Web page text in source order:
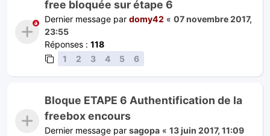
free bloquée sur étape 6
Dernier message par domy42 « 07 novembre 2017,
23:55
Réponses : 118
1
2 3 4 5 6
Bloque ETAPE 6 Authentification de la
freebox encours
Dernier message par sagopa « 13 juin 2017, 11:09